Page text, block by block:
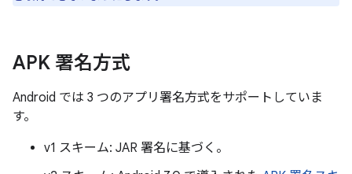
APK 署名方式
Android では 3 つのアプリ署名方式をサポートしていま
す。
v1 スキーム: JAR 署名に基づく。